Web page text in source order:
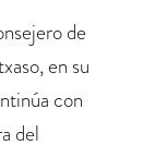
de
en su
con
del